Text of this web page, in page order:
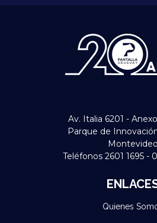
Av. Italia 6201 -
Parque de
Montevideo
Teléfonos 2601 1695 -
Quienes